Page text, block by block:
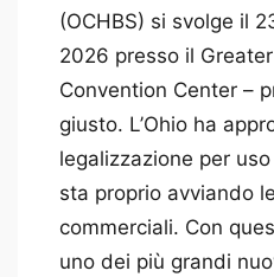
(OCHBS) si svolge il
2026 presso il
Convention Center –
giusto. L’Ohio ha
legalizzazione per
sta proprio avviando
commerciali. Con
uno dei più grandi